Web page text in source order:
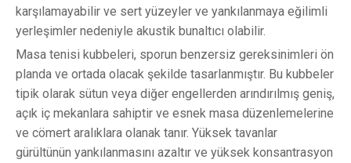
karşılamayabilir ve sert yüzeyler ve yankılanmaya eğilimli
yerleşimler nedeniyle akustik bunaltıcı olabilir.
Masa tenisi kubbeleri, sporun benzersiz gereksinimleri ön
planda ve ortada olacak şekilde tasarlanmıştır. Bu kubbeler
tipik olarak sütun veya diğer engellerden arındırılmış geniş,
açık iç mekanlara sahiptir ve esnek masa düzenlemelerine
ve cömert aralıklara olanak tanır. Yüksek tavanlar
gürültünün yankılanmasını azaltır ve yüksek konsantrasyon